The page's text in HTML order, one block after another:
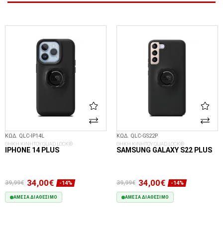
ΚΩΔ. QLC-IP14L
ΘΗΚΗ ΚΙΝΗΤΟΥ QUAD LOCK®
IPHONE 14 PLUS
39,99€ 34,00€ -14%
ΆΜΕΣΑ ΔΙΑΘΈΣΙΜΟ
ΚΩΔ. QLC-GS22P
ΘΗΚΗ ΚΙΝΗΤΟΥ QUAD LOCK®
SAMSUNG GALAXY S22 PLUS
39,99€ 34,00€ -14%
ΆΜΕΣΑ ΔΙΑΘΈΣΙΜΟ